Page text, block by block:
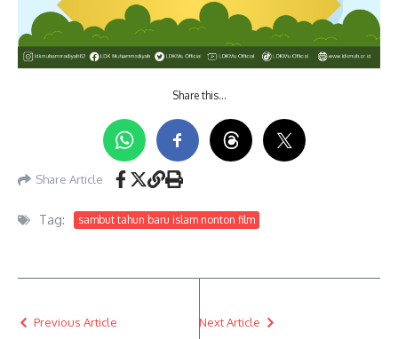
Share this…
Share Article
Tag: sambut tahun baru islam nonton film
Previous Article Next Article